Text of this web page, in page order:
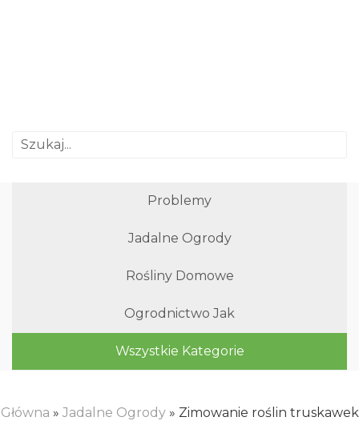
Problemy
Jadalne Ogrody
Rośliny Domowe
Ogrodnictwo Jak
Wszystkie Kategorie
Główna » Jadalne Ogrody» Zimowanie roślin truskawek